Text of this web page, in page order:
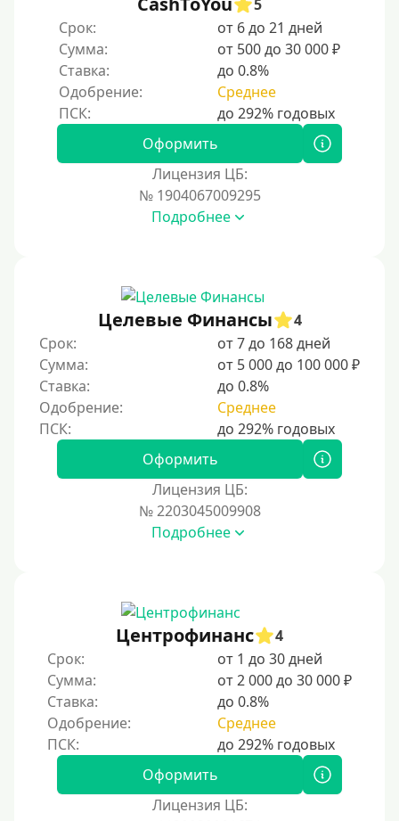
20000 руб
25000 руб
30000 руб
30000 руб на год
35000 руб
40000 руб
150000 руб
200000 руб
250000 руб
300000 руб
500000 руб
Карты банков и платежные системы
Мастеркард
Через Юнистрим (Unistream)
На Вебмани
ВТБ
Виза (Visa)
Тинькофф
5
Срок:
от 6 до 21 дней
Сумма:
от 500 до 30 000 ₽
Ставка:
до 0.8%
Одобрение:
Среднее
Оформить
Лицензия ЦБ:
№ 1904067009295
Подробнее
Целевые Финансы
4
Срок:
от 7 до 168 дней
Сумма:
от 5 000 до 100 000 ₽
Ставка:
до 0.8%
Одобрение:
Среднее
Оформить
Лицензия ЦБ:
№ 2203045009908
Подробнее
Центрофинанс
4
Срок:
от 1 до 30 дней
Сумма:
от 2 000 до 30 000 ₽
Ставка:
до 0.8%
Одобрение:
Среднее
Оформить
Лицензия ЦБ: